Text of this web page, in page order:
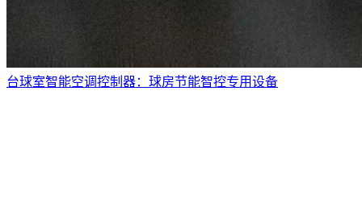
台球室智能空调控制器：球房节能智控专用设备